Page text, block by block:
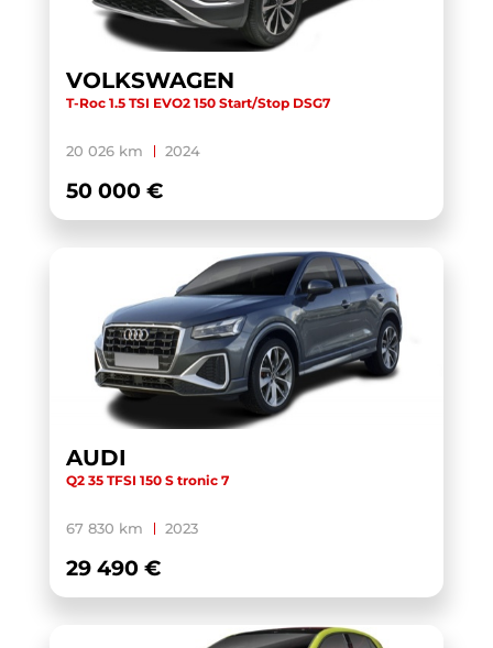
TOURAN BUSINESS (1)
TRANSIT CUSTOM CABINE APPROFONDIE
TRANSIT CUSTOM FOURGON (1)
TRANSPORTER 6.1 VAN
(1)
WRANGLER (1)
X-TRAIL (1)
X1 F48 LCI (1)
(1)
XC40 (1)
ZS (1)
VOLKSWAGEN
T-Roc 1.5 TSI EVO2 150 Start/Stop DSG7
20 026 km 2024
50 000 €
AUDI
Q2 35 TFSI 150 S tronic 7
67 830 km 2023
29 490 €